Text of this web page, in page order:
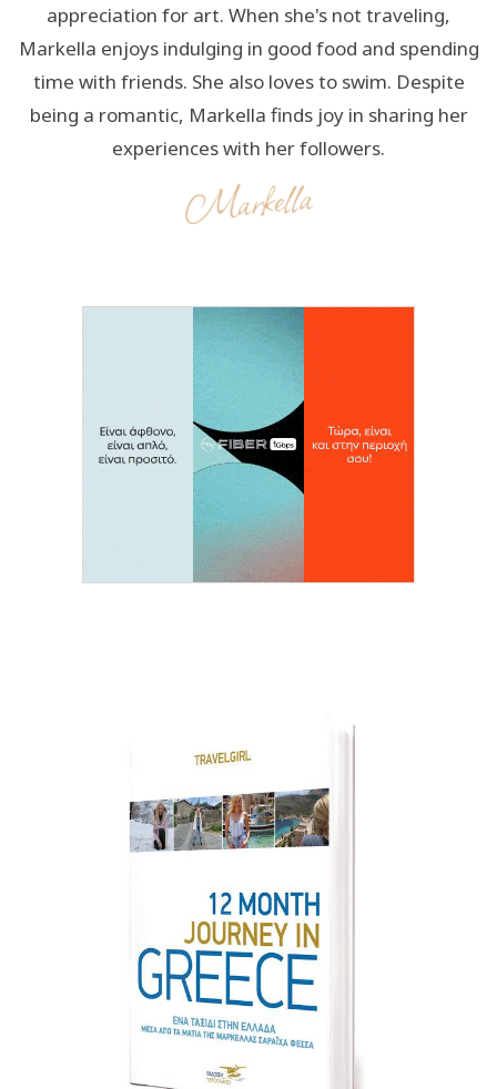
appreciation for art. When she's not traveling,
Markella enjoys indulging in good food and spending
time with friends. She also loves to swim. Despite
being a romantic, Markella finds joy in sharing her
experiences with her followers.